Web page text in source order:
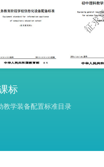
标
教学装备配置标准目录